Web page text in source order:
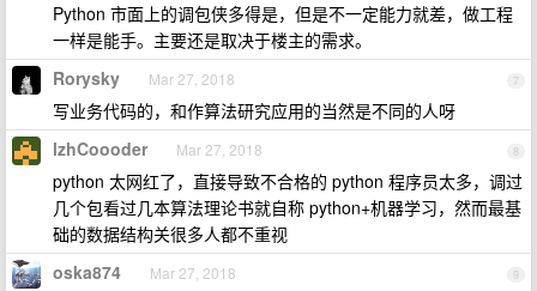
Python 市面上的调包侠多得是，但是不一定能力就差，做工程
一样是能手。主要还是取决于楼主的需求。
7
Rorysky Mar 27, 2018
写业务代码的，和作算法研究应用的当然是不同的人呀
8
lzhCoooder Mar 27, 2018
python 太网红了，直接导致不合格的 python 程序员太多，调过
几个包看过几本算法理论书就自称 python+机器学习，然而最基
础的数据结构关很多人都不重视
9
oska874 Mar 27, 2018